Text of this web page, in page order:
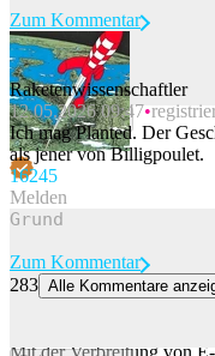
Beitrag melden
Zum Kommentar
Raketenwissenschaftler
12.05.2026 09:47
Ich mag Planted. Der
als jener von Billigpoulet.
16245
Melden
Zum Kommentar
283 Alle Kommentare